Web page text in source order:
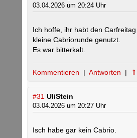
03.04.2026 um 20:24 Uhr
Ich hoffe, ihr habt den
kleine Cabriorunde genutzt.
Es war bitterkalt.
Kommentieren | Antworten |
#31 UliStein
03.04.2026 um 20:27 Uhr
Isch habe gar kein Cabrio.